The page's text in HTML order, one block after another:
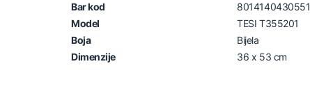
Bar kod
8014140430551
Model
TESI T355201
Boja
Bijela
Dimenzije
36 x 53 cm